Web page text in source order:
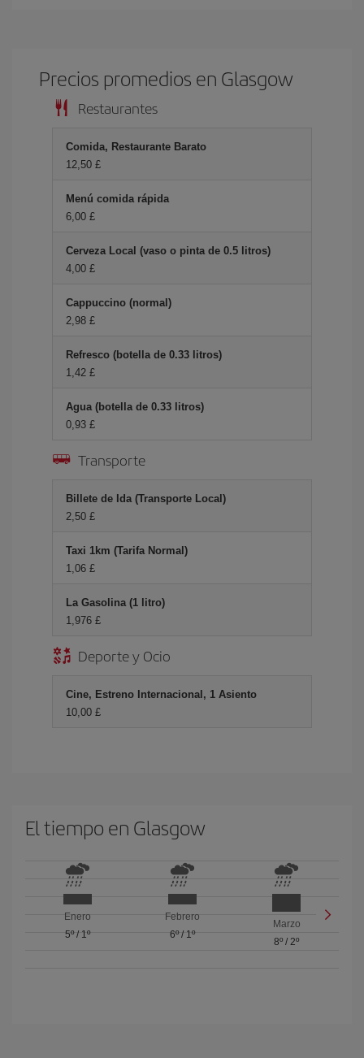
Precios promedios en Glasgow
Restaurantes
Comida, Restaurante Barato
12,50 £
Menú comida rápida
6,00 £
Cerveza Local (vaso o pinta de 0.5 litros)
4,00 £
Cappuccino (normal)
2,98 £
Refresco (botella de 0.33 litros)
1,42 £
Agua (botella de 0.33 litros)
0,93 £
Transporte
Billete de Ida (Transporte Local)
2,50 £
Taxi 1km (Tarifa Normal)
1,06 £
La Gasolina (1 litro)
1,976 £
Deporte y Ocio
Cine, Estreno Internacional, 1 Asiento
10,00 £
El tiempo en Glasgow
Enero
5º/ 1º
Febrero
6º/ 1º
Marzo
8º /2º